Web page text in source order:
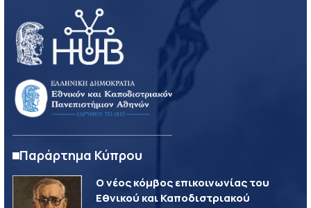
Παράρτημα Κύπρου
Ο νέος κόμβος επικοινωνίας του
Εθνικού και Καποδιστριακού